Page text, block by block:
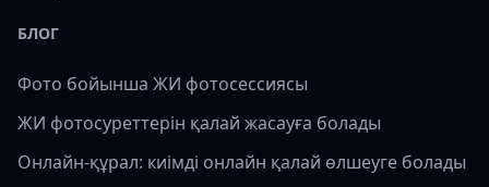
БЛОГ
Фото бойынша ЖИ фотосессиясы
ЖИ фотосуреттерін қалай жасауға болады
Онлайн-құрал: киімді онлайн қалай өлшеуге болады